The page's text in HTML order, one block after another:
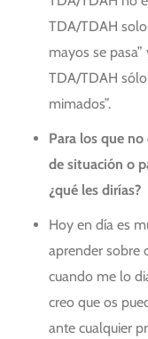
TDA/TDAH
mayos se
TDA/TDAH
mimados”.
Para los que
de situación o
¿qué les dirías?
Hoy en día es
aprender sobre
cuando me lo
creo que os
ante cualquier